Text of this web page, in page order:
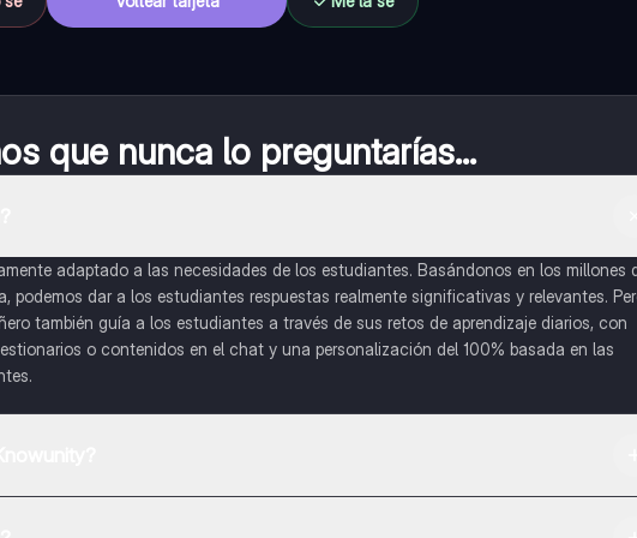
que nunca lo preguntarías...
adaptado a las necesidades de los estudiantes. Basándonos en los millones
podemos dar a los estudiantes respuestas realmente significativas y relevantes.
también guía a los estudiantes a través de sus retos de aprendizaje diarios, con
o contenidos en el chat y una personalización del 100% basada en las